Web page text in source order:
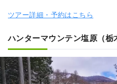
ツアー詳細・予約はこちら
ハンターマウンテン塩原（栃